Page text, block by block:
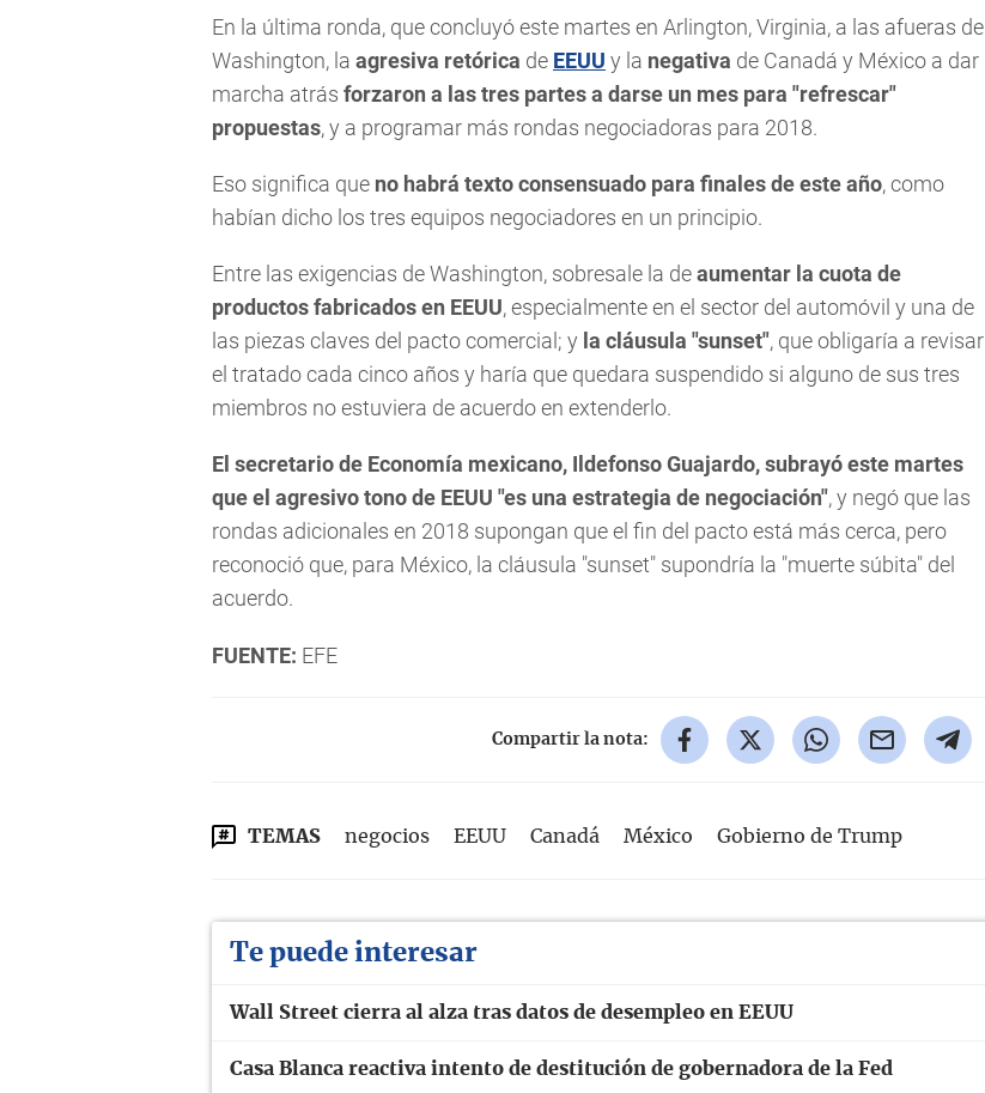
En la última ronda, que concluyó este martes en Arlington, Virginia, a las afueras de
Washington, la agresiva retórica de EEUU y la negativa de Canadá y México a dar
marcha atrás forzaron a las tres partes a darse un mes para "refrescar"
propuestas, y a programar más rondas negociadoras para 2018.
Eso significa que no habrá texto consensuado para finales de este año, como
habían dicho los tres equipos negociadores en un principio.
Entre las exigencias de Washington, sobresale la deaumentar la cuota de
productos fabricados en EEUU, especialmente en el sector del automóvil y una de
las piezas claves del pacto comercial; y la cláusula "sunset", que obligaría a revisar
el tratado cada cinco años y haría que quedara suspendido si alguno de sus tres
miembros no estuviera de acuerdo en extenderlo.
El secretario de Economía mexicano, Ildefonso Guajardo, subrayó este martes
que el agresivo tono de EEUU "es una estrategia de negociación", y negó que las
rondas adicionales en 2018 supongan que el fin del pacto está más cerca, pero
reconoció que, para México, la cláusula "sunset" supondría la "muerte súbita" del
acuerdo.
FUENTE: EFE
Compartir la nota:
TEMAS negocios EEUU Canadá México Gobierno de Trump
Te puede interesar
Wall Street cierra al alza tras datos de desempleo en EEUU
Casa Blanca reactiva intento de destitución de gobernadora de la Fed